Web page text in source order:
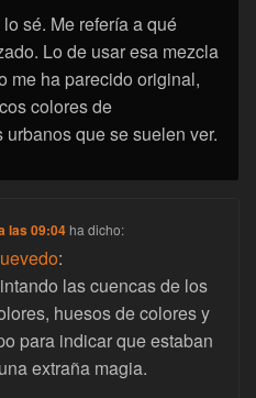
sé. Me refería a qué
Lo de usar esa mezcla
me ha parecido original,
colores de
urbanos que se suelen ver.
las 09:04 ha dicho:
:
las cuencas de los
huesos de colores y
para indicar que estaban
extraña magia.